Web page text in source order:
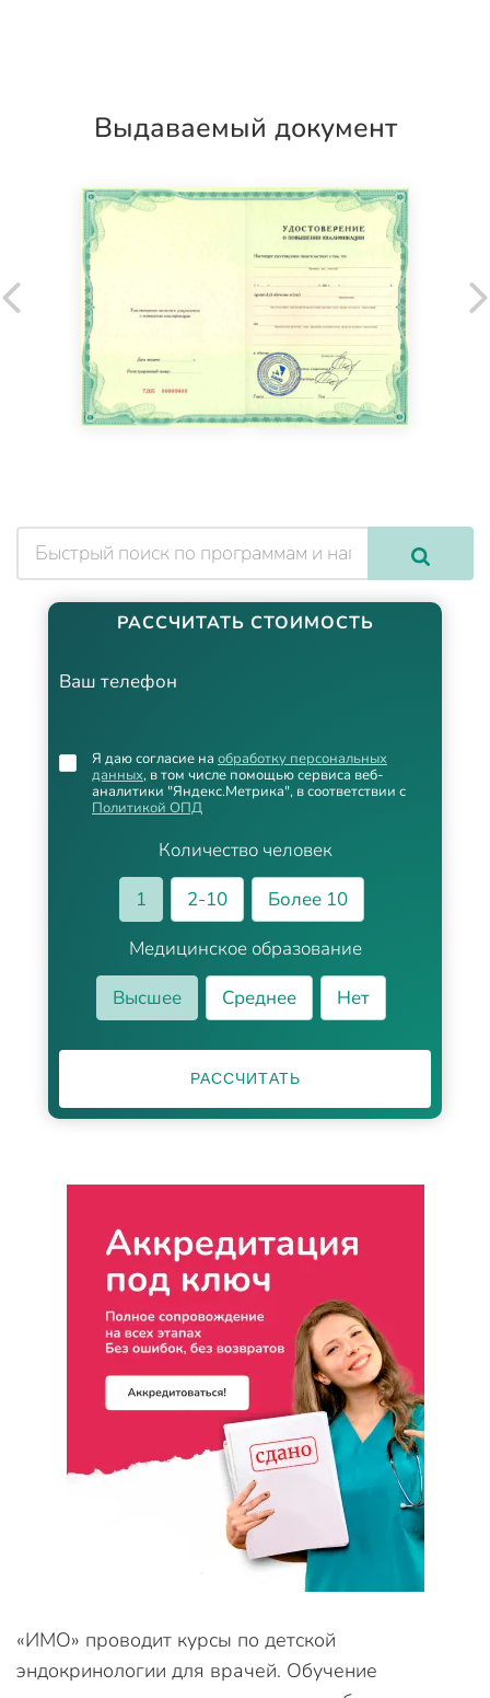
Выдаваемый документ
РАССЧИТАТЬ СТОИМОСТЬ
Ваш телефон
Количество человек
1
2-10
Более 10
Медицинское образование
Высшее
Среднее Нет
Я даю согласие на обработку персональных
данных, в том числе помощью сервиса веб-
аналитики "Яндекс.Метрика", в соответствии с
Политикой ОПД
РАССЧИТАТЬ
«ИМО» проводит курсы по детской
эндокринологии для врачей. Обучение